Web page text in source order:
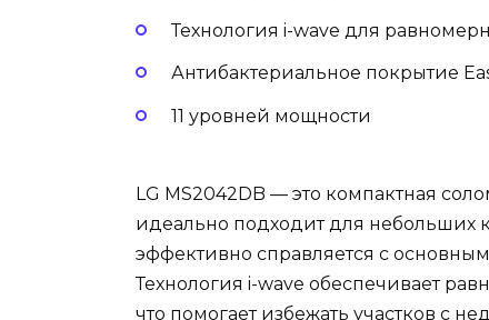
Технология i-wave для
Антибактериальное покрытие
11 уровней мощности
LG MS2042DB — это компактная
идеально подходит для небольших
эффективно справляется с
Технология i-wave обеспечивает
что помогает избежать участков с